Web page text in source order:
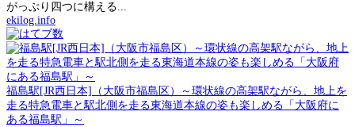
がっぷり四つに構える...
ekilog.info
福島駅[JR西日本]（大阪市福島区）～環状線の高架駅ながら、地上を
走る特急電車と駅北側を走る東海道本線の姿も楽しめる「大阪府に
ある福島駅」～